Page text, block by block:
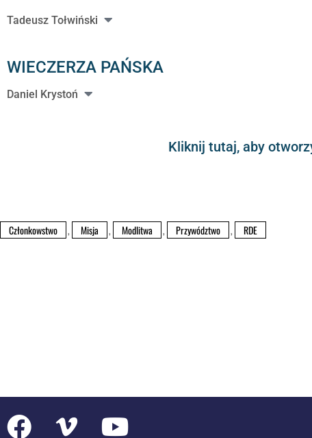
Tadeusz Tołwiński
WIECZERZA PAŃSKA
Daniel Krystoń
Kliknij tutaj, aby
Członkowstwo , Misja , Modlitwa , Przywództwo , RDE